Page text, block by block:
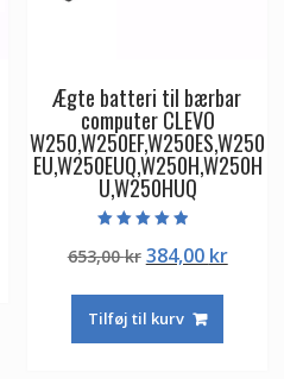
Ægte batteri til bærbar
computer CLEVO
W250,W250EF,W250ES,W250
EU,W250EUQ,W250H,W250H
U,W250HUQ
4.50
ud af 5
653,00kr Den
pris
var:
384,00 krDen
Tilføj til kurv